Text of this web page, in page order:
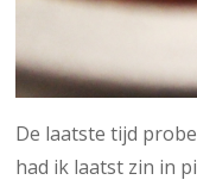
De laatste tijd
had ik laatst zin in